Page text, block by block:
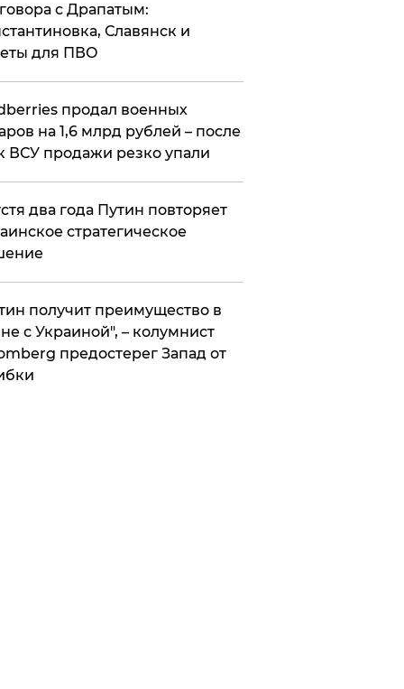
с Драпатым:
Славянск и
для ПВО
продал военных
на 1,6 млрд рублей – после
ВСУ продажи резко упали
два года Путин повторяет
стратегическое
получит преимущество в
с Украиной", – колумнист
предостерег Запад от